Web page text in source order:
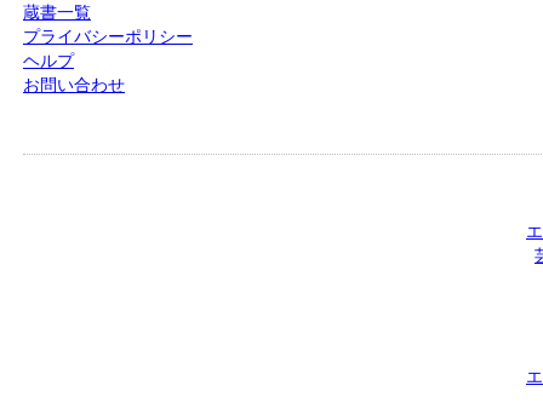
蔵書一覧
プライバシーポリシー
ヘルプ
お問い合わせ